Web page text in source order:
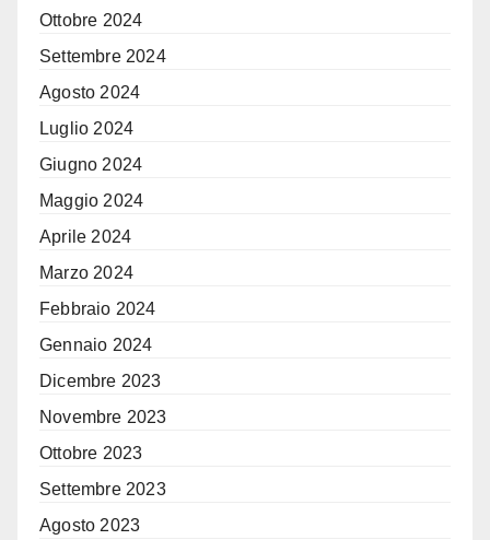
Ottobre 2024
Settembre 2024
Agosto 2024
Luglio 2024
Giugno 2024
Maggio 2024
Aprile 2024
Marzo 2024
Febbraio 2024
Gennaio 2024
Dicembre 2023
Novembre 2023
Ottobre 2023
Settembre 2023
Agosto 2023